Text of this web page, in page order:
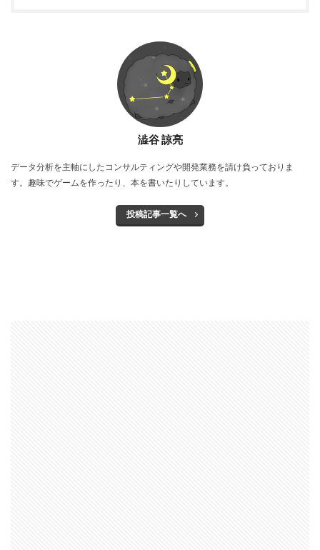
澁谷 諒亮
データ分析を主軸にしたコンサルティングや開発業務を請け負っておりま
す。趣味でゲームを作ったり、本を書いたりしています。
投稿記事一覧へ